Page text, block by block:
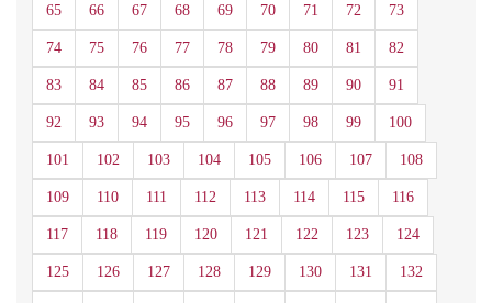
65 66 67 68 69 70 71 72 73
74 75 76 77 78 79 80 81 82
83 84 85 86 87 88 89 90 91
92 93 94 95 96 97 98 99 100
101 102 103 104 105 106 107 108
109 110 111 112 113 114 115 116
117 118 119 120 121 122 123 124
125 126 127 128 129 130 131 132